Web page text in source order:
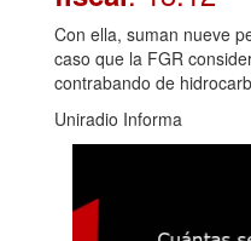
Con ella, suman nueve
caso que la FGR
contrabando de
Uniradio Informa